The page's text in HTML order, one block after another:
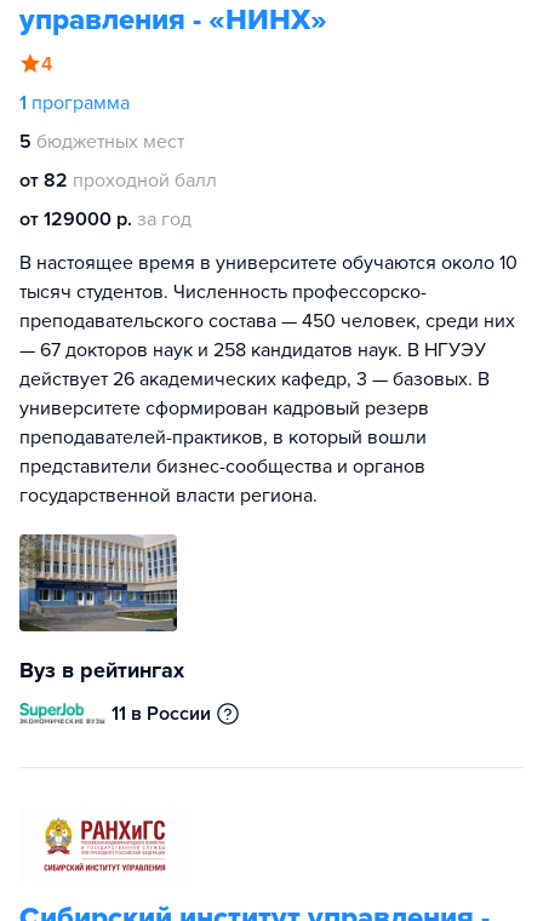
управления - «НИНХ»
4
1 программа
5 бюджетных мест
от 82 проходной балл
от 129000 р. за год
В настоящее время в университете обучаются около 10
тысяч студентов. Численность профессорско-
преподавательского состава — 450 человек, среди них
— 67 докторов наук и 258 кандидатов наук. В НГУЭУ
действует 26 академических кафедр, 3 — базовых. В
университете сформирован кадровый резерв
преподавателей-практиков, в который вошли
представители бизнес-сообщества и органов
государственной власти региона.
Вуз в рейтингах
11 в России